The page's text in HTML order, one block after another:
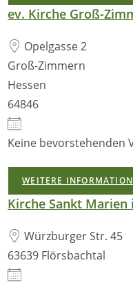
ev. Kirche Groß-
Opelgasse 2
Groß-Zimmern
Hessen
64846
Keine bevorstehenden
WEITERE
Kirche Sankt
Würzburger Str. 45
63639 Flörsbachtal